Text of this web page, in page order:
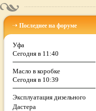
Последнее на форуме
Уфа
Сегодня в 11:40
Масло в коробке
Сегодня в 10:39
Эксплуатация дизельного
Дастера